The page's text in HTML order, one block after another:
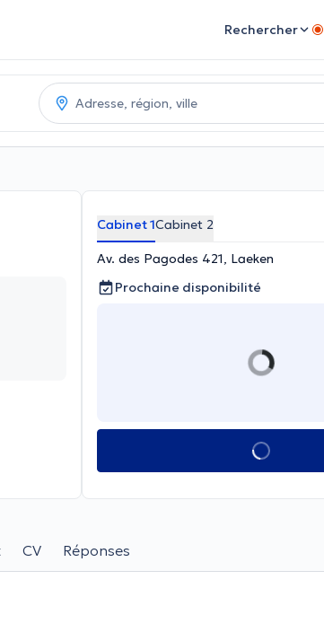
Rechercher
Cabinet 1Cabinet 2
Av. des Pagodes 421, Laeken
Prochaine disponibilité
CV Réponses